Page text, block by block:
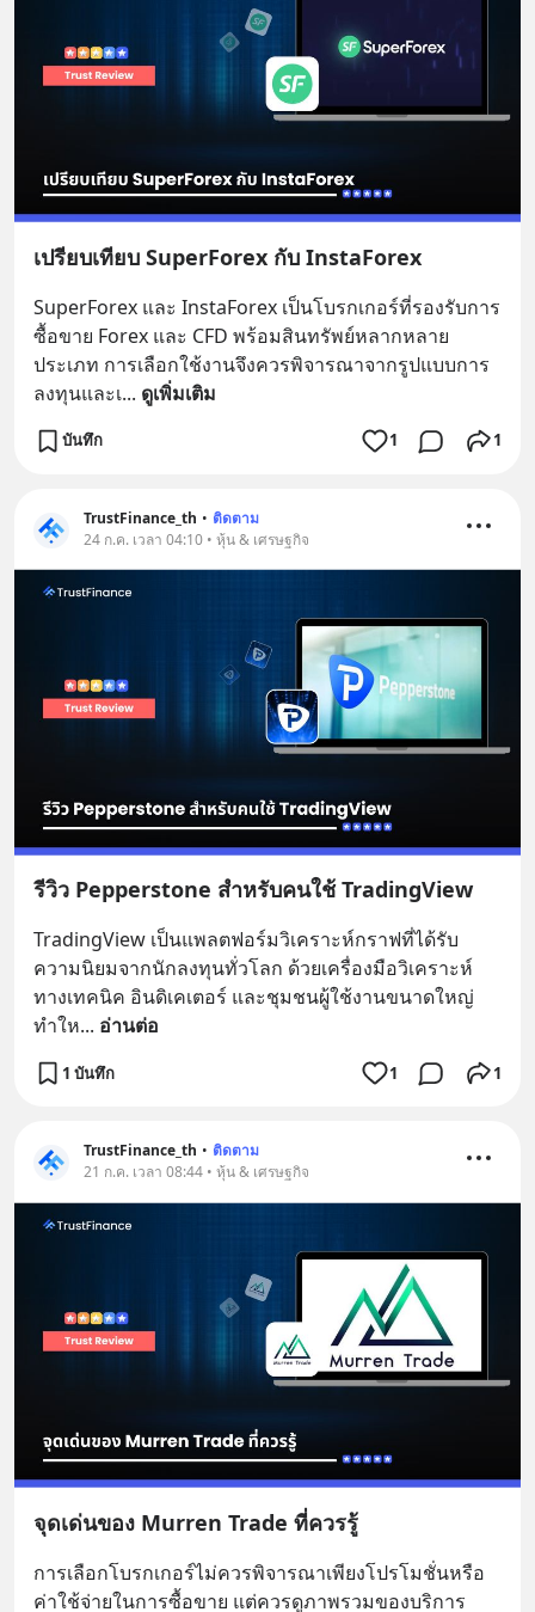
เปรียบเทียบ SuperForex กับ InstaForex
SuperForex และ InstaForex เป็นโบรกเกอร์ที่รองรับการ
ซื้อขาย Forex และ CFD พร้อมสินทรัพย์หลากหลาย
ประเภท การเลือกใช้งานจึงควรพิจารณาจากรูปแบบการ
ลงทุนและเ... ดูเพิ่มเติม
บันทึก 1 1
TrustFinance_th • ติดตาม
24 ก.ค. เวลา 04:10 • หุ้น & เศรษฐกิจ
รีวิว Pepperstone สำหรับคนใช้ TradingView
TradingView เป็นแพลตฟอร์มวิเคราะห์กราฟที่ได้รับ
ความนิยมจากนักลงทุนทั่วโลก ด้วยเครื่องมือวิเคราะห์
ทางเทคนิค อินดิเคเตอร์ และชุมชนผู้ใช้งานขนาดใหญ่
ทำให... อ่านต่อ
1 บันทึก 1 1
TrustFinance_th • ติดตาม
21 ก.ค. เวลา 08:44 • หุ้น & เศรษฐกิจ
จุดเด่นของ Murren Trade ที่ควรรู้
การเลือกโบรกเกอร์ไม่ควรพิจารณาเพียงโปรโมชั่นหรือ
ค่าใช้จ่ายในการซื้อขาย แต่ควรดูภาพรวมของบริการ